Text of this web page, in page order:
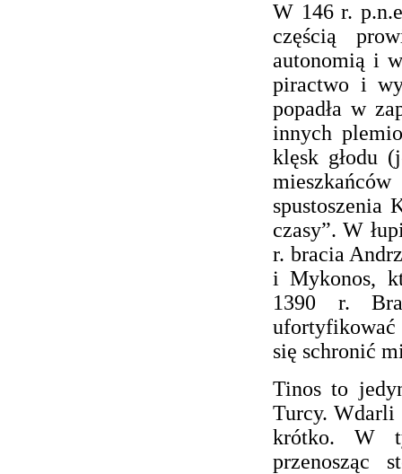
W 146 r.
częścią
autonomią i
piractwo i
popadła w
innych
klęsk głodu
spustoszenia
czasy”. W
r. bracia
i Mykonos,
1390 r.
się schronić
Tinos to
Turcy. Wdarli
krótko. W
przenosząc